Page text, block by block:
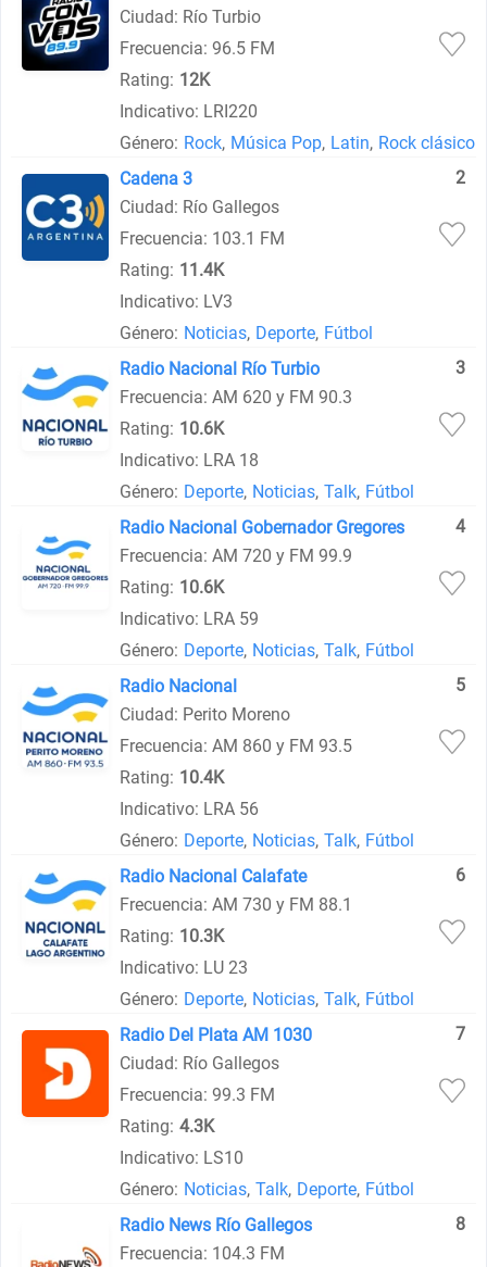
Ciudad: Río Turbio
Frecuencia: 96.5 FM
Rating: 12K
Indicativo: LRI220
Género: Rock, Música Pop, Latin, Rock clásico
Cadena 3
2
Ciudad: Río Gallegos
Frecuencia: 103.1 FM
Rating: 11.4K
Indicativo: LV3
Género: Noticias, Deporte, Fútbol
Radio Nacional Río Turbio
3
Frecuencia: AM 620 y FM 90.3
Rating: 10.6K
Indicativo: LRA 18
Género: Deporte, Noticias, Talk, Fútbol
Radio Nacional Gobernador Gregores
4
Frecuencia: AM 720 y FM 99.9
Rating: 10.6K
Indicativo: LRA 59
Género: Deporte, Noticias, Talk, Fútbol
Radio Nacional
5
Ciudad: Perito Moreno
Frecuencia: AM 860 y FM 93.5
Rating: 10.4K
Indicativo: LRA 56
Género: Deporte, Noticias, Talk, Fútbol
Radio Nacional Calafate
6
Frecuencia: AM 730 y FM 88.1
Rating: 10.3K
Indicativo: LU 23
Género: Deporte, Noticias, Talk, Fútbol
Radio Del Plata AM 1030
7
Ciudad: Río Gallegos
Frecuencia: 99.3 FM
Rating: 4.3K
Indicativo: LS10
Género: Noticias, Talk, Deporte, Fútbol
Radio News Río Gallegos
8
Frecuencia: 104.3 FM